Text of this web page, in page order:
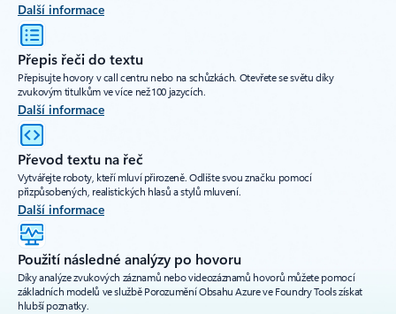
Další informace
Přepis řeči do textu
Přepisujte hovory v call centru nebo na schůzkách. Otevřete se světu díky
zvukovým titulkům ve více než 100 jazycích.
Další informace
Převod textu na řeč
Vytvářejte roboty, kteří mluví přirozeně. Odlište svou značku pomocí
přizpůsobených, realistických hlasů a stylů mluvení.
Další informace
Použití následné analýzy po hovoru
Díky analýze zvukových záznamů nebo videozáznamů hovorů můžete pomocí
základních modelů ve službě Porozumění Obsahu Azure ve Foundry Tools získat
hlubší poznatky.